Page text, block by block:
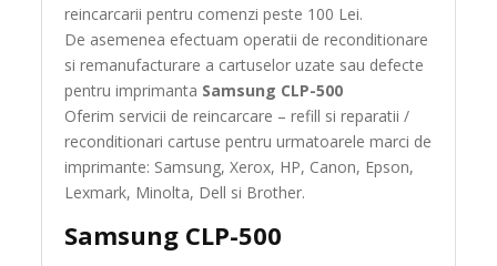
reincarcarii pentru comenzi peste 100 Lei.
De asemenea efectuam operatii de reconditionare
si remanufacturare a cartuselor uzate sau defecte
pentru imprimanta Samsung CLP-500
Oferim servicii de reincarcare – refill si reparatii /
reconditionari cartuse pentru urmatoarele marci de
imprimante: Samsung, Xerox, HP, Canon, Epson,
Lexmark, Minolta, Dell si Brother.
Samsung CLP-500